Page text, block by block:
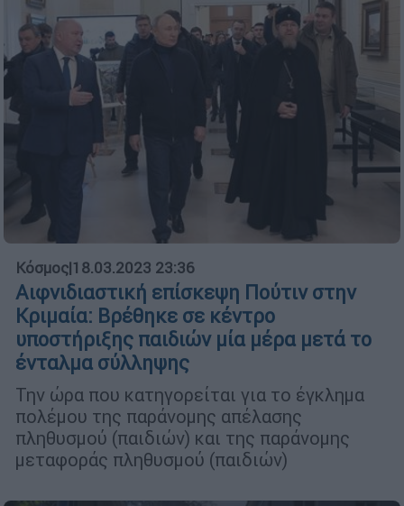
Κόσμος|18.03.2023 23:36
Αιφνιδιαστική επίσκεψη Πούτιν στην
Κριμαία: Βρέθηκε σε κέντρο
υποστήριξης παιδιών μία μέρα μετά το
ένταλμα σύλληψης
Την ώρα που κατηγορείται για το έγκλημα
πολέμου της παράνομης απέλασης
πληθυσμού (παιδιών) και της παράνομης
μεταφοράς πληθυσμού (παιδιών)